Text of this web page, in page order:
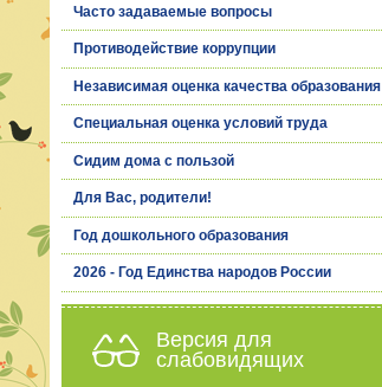
Часто задаваемые вопросы
Противодействие коррупции
Независимая оценка качества образования
Специальная оценка условий труда
Сидим дома с пользой
Для Вас, родители!
Год дошкольного образования
2026 - Год Единства народов России
Версия для
слабовидящих